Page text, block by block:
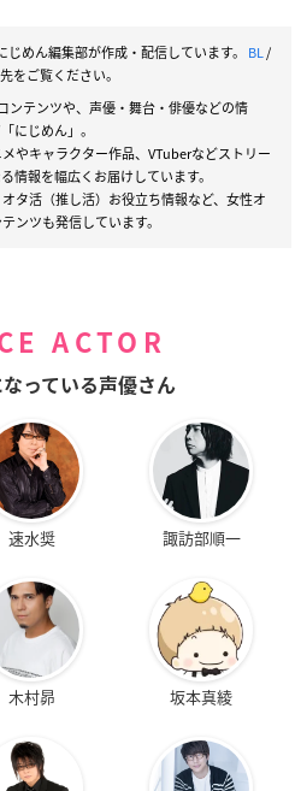
じめん編集部が作成・配信しています。 BL/
をご覧ください。
ンテンツや、声優・舞台・俳優などの情
にじめん」。
やキャラクター作品、VTuberなどストリー
情報を幅広くお届けしています。
タ活（推し活）お役立ち情報など、女性オ
ンツも発信しています。
ACTOR
っている声優さん
速水奨 諏訪部順一
木村昴 坂本真綾